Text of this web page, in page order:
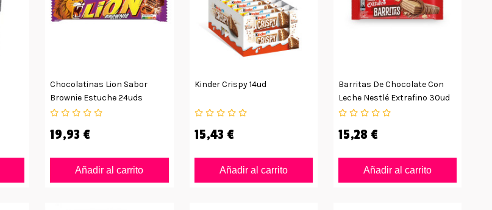
Chocolatinas Lion Sabor
Brownie Estuche 24uds
19,93 €
Añadir al carrito
Kinder Crispy 14ud
15,43 €
Añadir al carrito
Barritas De Chocolate Con
Leche Nestlé Extrafino 30ud
15,28 €
Añadir al carrito